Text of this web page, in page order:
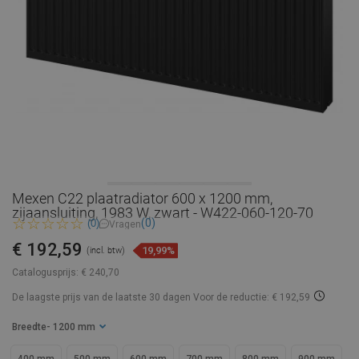
Mexen C22 plaatradiator 600 x 1200 mm,
zijaansluiting, 1983 W, zwart - W422-060-120-70
(0) Vragen(0)
Catalogusprijs: € 240,70
€ 192,59 (incl. btw) 19,99%
De laagste prijs van de laatste 30 dagen Voor de reductie: € 192,59
Breedte - 1200 mm